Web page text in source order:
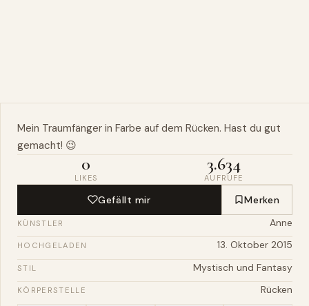
Mein Traumfänger in Farbe auf dem Rücken. Hast du gut
gemacht! 😉
0
LIKES
3.634
AUFRUFE
Gefällt mir Merken
KÜNSTLER Anne
HOCHGELADEN 13. Oktober 2015
STIL Mystisch und Fantasy
KÖRPERSTELLE Rücken